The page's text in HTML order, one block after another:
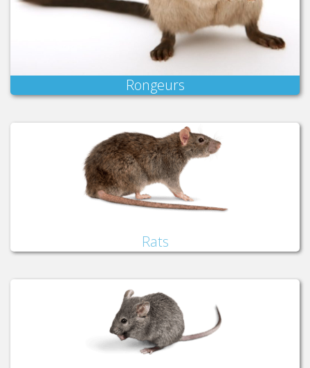
Rongeurs
Rats